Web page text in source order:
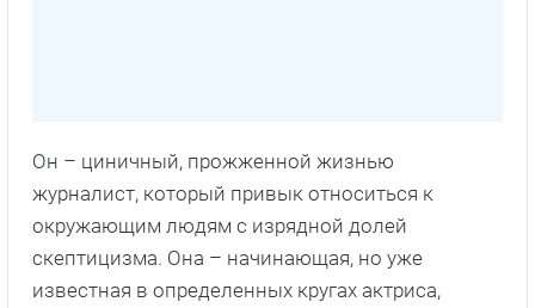
Он – циничный, прожженной жизнью
журналист, который привык относиться к
окружающим людям с изрядной долей
скептицизма. Она – начинающая, но уже
известная в определенных кругах актриса,